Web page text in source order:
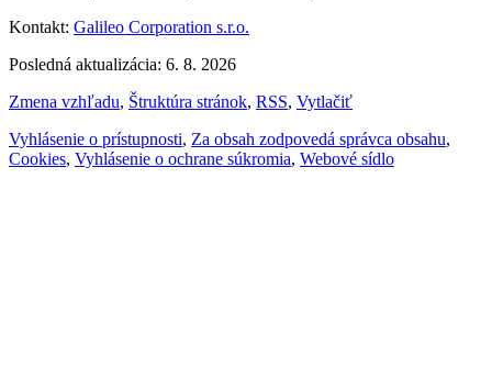
Kontakt: Galileo Corporation s.r.o.
Posledná aktualizácia: 6. 8. 2026
Zmena vzhľadu, Štruktúra stránok, RSS, Vytlačiť
Vyhlásenie o prístupnosti, Za obsah zodpovedá správca obsahu,
Cookies, Vyhlásenie o ochrane súkromia, Webové sídlo